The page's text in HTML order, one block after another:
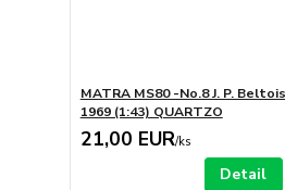
MATRA MS80 -No.8 J. P.
1969 (1:43) QUARTZO
21,00 EUR/ks
Detail